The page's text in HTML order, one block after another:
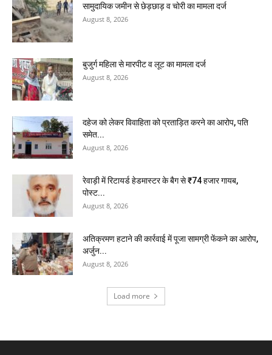
सामुदायिक जमीन से छेड़छाड़ व चोरी का मामला दर्ज
August 8, 2026
बुजुर्ग महिला से मारपीट व लूट का मामला दर्ज
August 8, 2026
दहेज को लेकर विवाहिता को प्रताड़ित करने का आरोप, पति
समेत...
August 8, 2026
रेवाड़ी में रिटायर्ड हेडमास्टर के बैग से ₹74 हजार गायब,
पोस्ट...
August 8, 2026
अतिक्रमण हटाने की कार्रवाई में पूजा सामग्री फेंकने का आरोप,
अर्जुन...
August 8, 2026
Load more